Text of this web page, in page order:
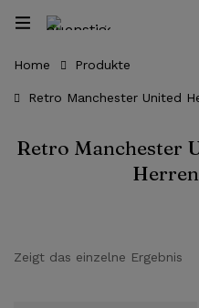
Home Produkte
Retro Manchester United
Retro Manchester
Zeigt das einzelne Ergebnis